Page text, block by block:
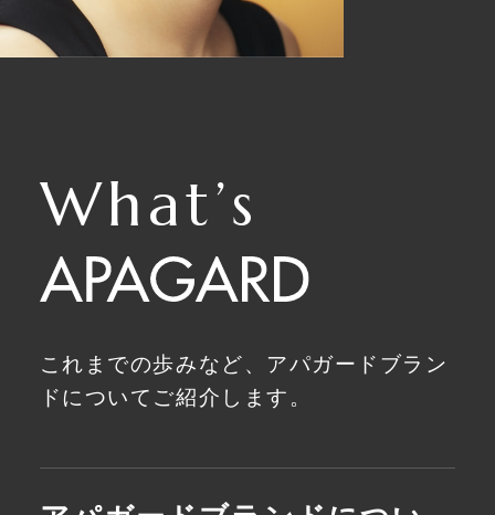
What’s
これまでの歩みなど、アパガードブラン
ドについてご紹介します。